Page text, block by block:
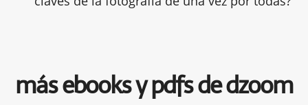
más ebooks y pdfs de dzoom